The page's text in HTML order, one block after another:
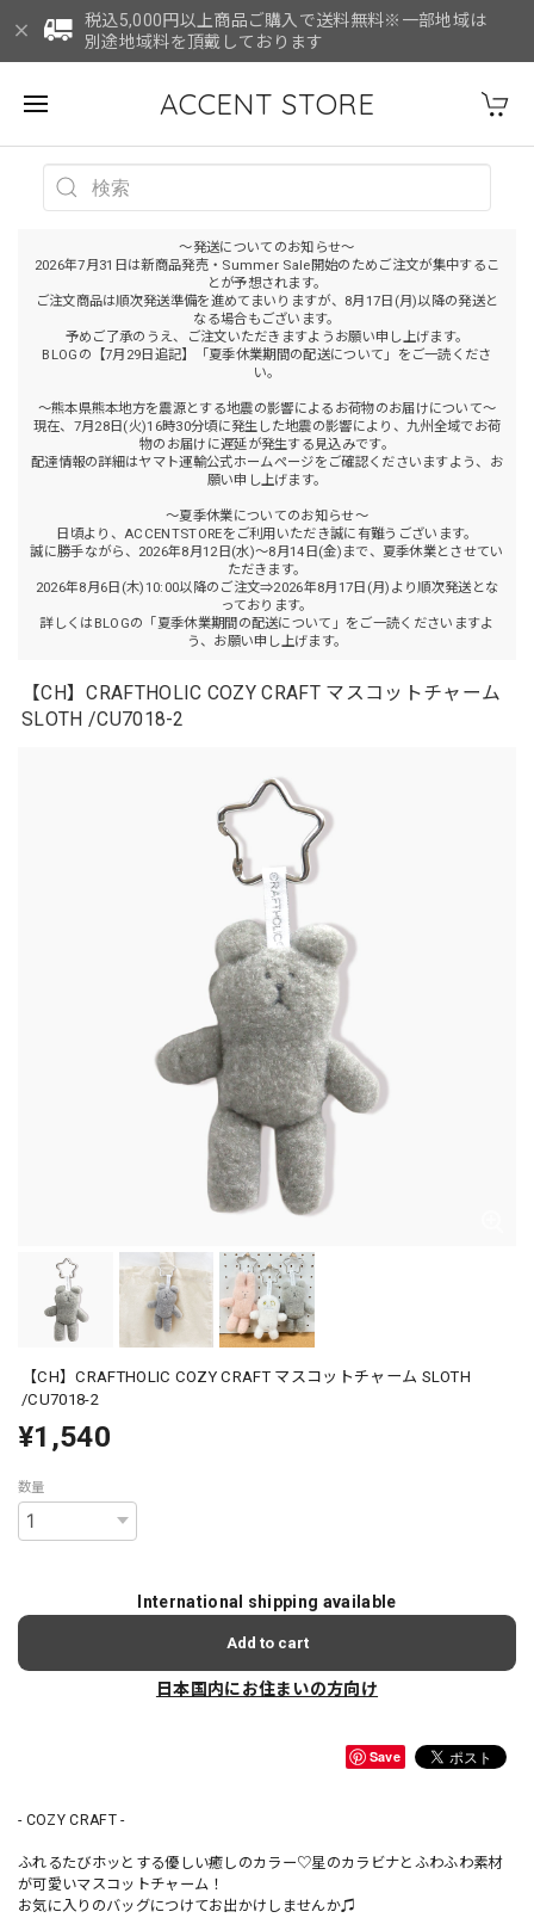
税込5,000円以上商品ご購入で送料無料※一部地域は
別途地域料を頂戴しております
ACCENT STORE
～発送についてのお知らせ～
2026年7月31日は新商品発売・Summer Sale開始のためご注文が集中するこ
とが予想されます。
ご注文商品は順次発送準備を進めてまいりますが、8月17日(月)以降の発送と
なる場合もございます。
予めご了承のうえ、ご注文いただきますようお願い申し上げます。
BLOGの【7月29日追記】「夏季休業期間の配送について」をご一読くださ
い。
～熊本県熊本地方を震源とする地震の影響によるお荷物のお届けについて～
現在、7月28日(火)16時30分頃に発生した地震の影響により、九州全域でお荷
物のお届けに遅延が発生する見込みです。
配達情報の詳細はヤマト運輸公式ホームページをご確認くださいますよう、お
願い申し上げます。
～夏季休業についてのお知らせ～
日頃より、ACCENTSTOREをご利用いただき誠に有難うございます。
誠に勝手ながら、2026年8月12日(水)～8月14日(金)まで、夏季休業とさせてい
ただきます。
2026年8月6日(木)10:00以降のご注文⇒2026年8月17日(月)より順次発送とな
っております。
詳しくはBLOGの「夏季休業期間の配送について」をご一読くださいますよ
う、お願い申し上げます。
【CH】CRAFTHOLIC COZY CRAFT マスコットチャーム
SLOTH /CU7018-2
【CH】CRAFTHOLIC COZY CRAFT マスコットチャーム SLOTH
/CU7018-2
¥1,540
数量
International shipping available
Add to cart
日本国内にお住まいの方向け
Save
- COZY CRAFT -
ふれるたびホッとする優しい癒しのカラー♡星のカラビナとふわふわ素材
が可愛いマスコットチャーム！
お気に入りのバッグにつけてお出かけしませんか♫